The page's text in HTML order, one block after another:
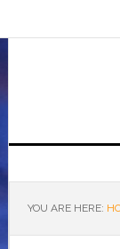
YOU ARE HERE: